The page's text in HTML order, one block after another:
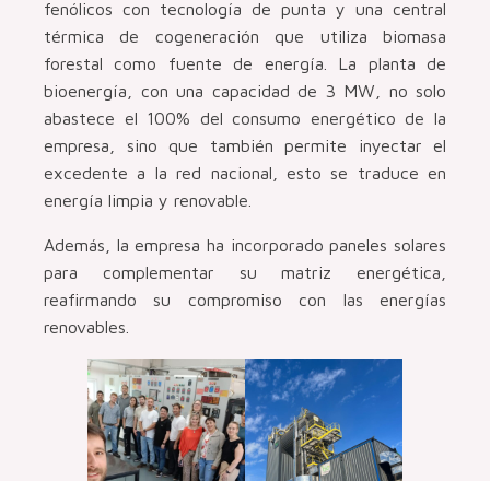
fenólicos con tecnología de punta y una central
térmica de cogeneración que utiliza biomasa
forestal como fuente de energía. La planta de
bioenergía, con una capacidad de 3 MW, no solo
abastece el 100% del consumo energético de la
empresa, sino que también permite inyectar el
excedente a la red nacional, esto se traduce en
energía limpia y renovable.
Además, la empresa ha incorporado paneles solares
para complementar su matriz energética,
reafirmando su compromiso con las energías
renovables.